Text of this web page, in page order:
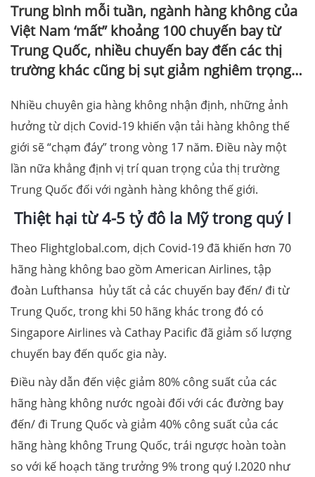
Trung bình mỗi tuần, ngành hàng không của
Việt Nam ‘mất” khoảng 100 chuyến bay từ
Trung Quốc, nhiều chuyến bay đến các thị
trường khác cũng bị sụt giảm nghiêm trọng…
Nhiều chuyên gia hàng không nhận định, những ảnh
hưởng từ dịch Covid-19 khiến vận tải hàng không thế
giới sẽ “chạm đáy” trong vòng 17 năm. Điều này một
lần nữa khẳng định vị trí quan trọng của thị trường
Trung Quốc đối với ngành hàng không thế giới.
Thiệt hại từ 4-5 tỷ đô la Mỹ trong quý I
Theo Flightglobal.com, dịch Covid-19 đã khiến hơn 70
hãng hàng không bao gồm American Airlines, tập
đoàn Lufthansa hủy tất cả các chuyến bay đến/ đi từ
Trung Quốc, trong khi 50 hãng khác trong đó có
Singapore Airlines và Cathay Pacific đã giảm số lượng
chuyến bay đến quốc gia này.
Điều này dẫn đến việc giảm 80% công suất của các
hãng hàng không nước ngoài đối với các đường bay
đến/ đi Trung Quốc và giảm 40% công suất của các
hãng hàng không Trung Quốc, trái ngược hoàn toàn
so với kế hoạch tăng trưởng 9% trong quý I.2020 như